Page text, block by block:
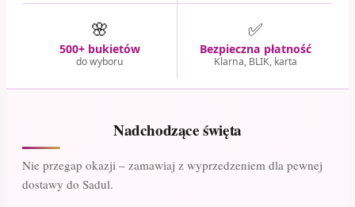
🌸
500+ bukietów
do wyboru
✅
Bezpieczna płatność
Klarna, BLIK, karta
Nadchodzące święta
Nie przegap okazji – zamawiaj z wyprzedzeniem dla pewnej
dostawy do Sadul.